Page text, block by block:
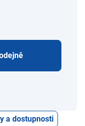
a dostupnosti